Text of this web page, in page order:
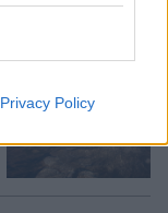
Privacy Policy